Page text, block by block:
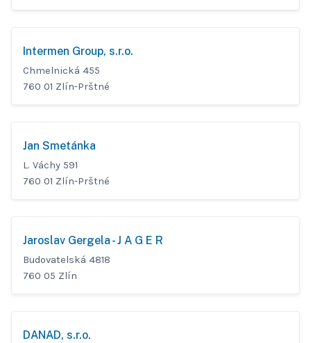
Intermen Group, s.r.o.
Chmelnická 455
760 01 Zlín-Prštné
Jan Smetánka
L. Váchy 591
760 01 Zlín-Prštné
Jaroslav Gergela - J A G E R
Budovatelská 4818
760 05 Zlín
DANAD, s.r.o.